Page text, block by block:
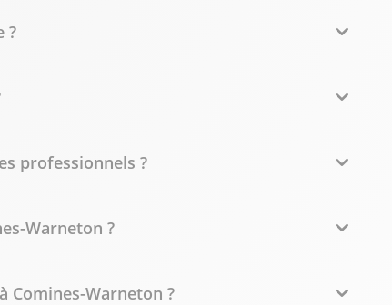
?
professionnels ?
Warneton ?
Comines-Warneton ?